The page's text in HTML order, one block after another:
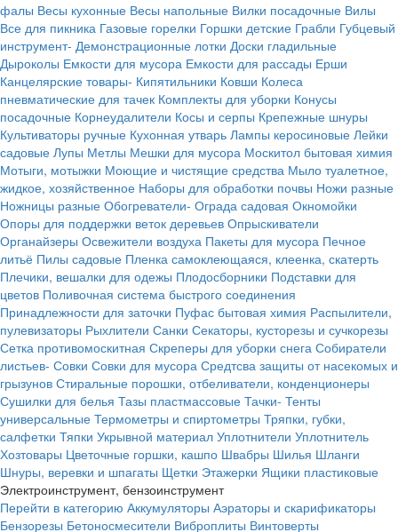
фалы Весы кухонные Весы напольные Вилки посадочные Вилы
Все для пикника Газовые горелки Горшки детские Грабли Губцевый
инструмент- Демонстрационные лотки Доски гладильные
Дыроколы Емкости для мусора Емкости для рассады Ерши
Канцелярские товары- Кипятильники Ковши Колеса
пневматические для тачек Комплекты для уборки Конусы
посадочные Корнеудалители Косы и серпы Крепежные шнуры
Культиваторы ручные Кухонная утварь Лампы керосиновые Лейки
садовые Лупы Метлы Мешки для мусора Москитол бытовая химия
Мотыги, мотыжки Моющие и чистящие средства Мыло туалетное,
жидкое, хозяйственное Наборы для обработки почвы Ножи разные
Ножницы разные Обогреватели- Ограда садовая Окномойки
Опоры для поддержки веток деревьев Опрыскиватели
Органайзеры Освежители воздуха Пакеты для мусора Печное
литьё Пилы садовые Пленка самоклеющаяся, клеенка, скатерть
Плечики, вешалки для одежы Плодосборники Подставки для
цветов Поливочная система быстрого соединения
Принадлежности для заточки Пуфас бытовая химия Распылители,
пулевизаторы Рыхлители Санки Секаторы, кусторезы и сучкорезы
Сетка противомоскитная Скреперы для уборки снега Собиратели
листьев- Совки Совки для мусора Средтсва защиты от насекомых и
грызунов Стиральные порошки, отбеливатели, конденционеры
Сушилки для белья Тазы пластмассовые Тачки- Тенты
универсальные Термометры и спиртометры Тряпки, губки,
салфетки Тяпки Укрывной материал Уплотнители Уплотнитель
Хозтовары Цветочные горшки, кашпо Швабры Шилья Шланги
Шнуры, веревки и шпагаты Щетки Этажерки Ящики пластиковые
Электроинструмент, бензоинструмент
Перейти в категорию Аккумуляторы Аэраторы и скарификаторы
Бензорезы Бетоносмесители Виброплиты Винтоверты